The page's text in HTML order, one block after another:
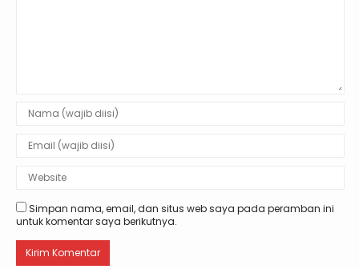
Simpan nama, email, dan situs web saya pada peramban ini
untuk komentar saya berikutnya.